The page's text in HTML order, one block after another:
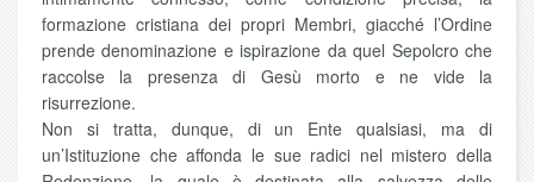
formazione cristiana dei propri Membri, giacché l’Ordine
prende denominazione e ispirazione da quel Sepolcro che
raccolse la presenza di Gesù morto e ne vide la
risurrezione.
Non si tratta, dunque, di un Ente qualsiasi, ma di
un’Istituzione che affonda le sue radici nel mistero della